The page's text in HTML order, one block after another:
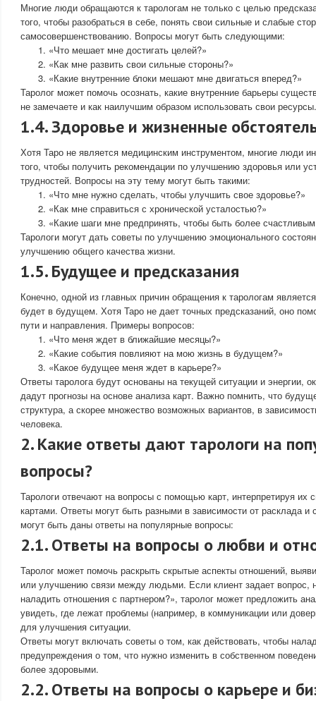
Многие люди обращаются к тарологам не только с целью
того, чтобы разобраться в себе, понять свои сильные и слабые
самосовершенствованию. Вопросы могут быть следующими:
«Что мешает мне достигать целей?»
«Как мне развить свои сильные стороны?»
«Какие внутренние блоки мешают мне двигаться вперед?»
Таролог может помочь осознать, какие внутренние барьеры
не замечаете и как наилучшим образом использовать свои ресурсы.
1.4. Здоровье и жизненные
Хотя Таро не является медицинским инструментом, многие люди
того, чтобы получить рекомендации по улучшению здоровья или
трудностей. Вопросы на эту тему могут быть такими:
«Что мне нужно сделать, чтобы улучшить свое здоровье?»
«Как мне справиться с хронической усталостью?»
«Какие шаги мне предпринять, чтобы быть более
Тарологи могут дать советы по улучшению эмоционального
улучшению общего качества жизни.
1.5. Будущее и предсказания
Конечно, одной из главных причин обращения к тарологам
будет в будущем. Хотя Таро не дает точных предсказаний, оно
пути и направления. Примеры вопросов:
«Что меня ждет в ближайшие месяцы?»
«Какие события повлияют на мою жизнь в будущем?»
«Какое будущее меня ждет в карьере?»
Ответы таролога будут основаны на текущей ситуации и энергии,
дадут прогнозы на основе анализа карт. Важно помнить, что
структура, а скорее множество возможных вариантов, в
человека.
2. Какие ответы дают тарологи на
вопросы?
Тарологи отвечают на вопросы с помощью карт, интерпретируя их
картами. Ответы могут быть разными в зависимости от расклада и
могут быть даны ответы на популярные вопросы:
2.1. Ответы на вопросы о любви и
Таролог может помочь раскрыть скрытые аспекты отношений,
или улучшению связи между людьми. Если клиент задает вопрос,
наладить отношения с партнером?», таролог может предложить
увидеть, где лежат проблемы (например, в коммуникации или
для улучшения ситуации.
Ответы могут включать советы о том, как действовать, чтобы
предупреждения о том, что нужно изменить в собственном
более здоровыми.
2.2. Ответы на вопросы о карьере и